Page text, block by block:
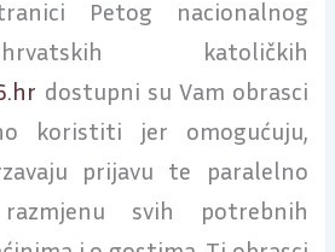
Petog nacionalnog
katoličkih
dostupni su Vam obrasci
koristiti jer omogućuju,
prijavu te paralelno
svih potrebnih